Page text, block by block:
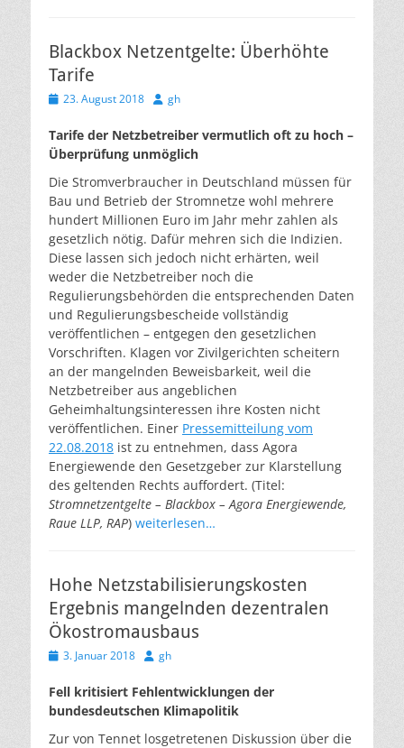
Blackbox Netzentgelte: Überhöhte
Tarife
Veröffentlicht
23. August 2018 Autor
gh
Tarife der Netzbetreiber vermutlich oft zu hoch –
Überprüfung unmöglich
Die Stromverbraucher in Deutschland müssen für
Bau und Betrieb der Stromnetze wohl mehrere
hundert Millionen Euro im Jahr mehr zahlen als
gesetzlich nötig. Dafür mehren sich die Indizien.
Diese lassen sich jedoch nicht erhärten, weil
weder die Netzbetreiber noch die
Regulierungsbehörden die entsprechenden Daten
und Regulierungsbescheide vollständig
veröffentlichen – entgegen den gesetzlichen
Vorschriften. Klagen vor Zivilgerichten scheitern
an der mangelnden Beweisbarkeit, weil die
Netzbetreiber aus angeblichen
Geheimhaltungsinteressen ihre Kosten nicht
veröffentlichen. Einer Pressemitteilung vom
22.08.2018 ist zu entnehmen, dass Agora
Energiewende den Gesetzgeber zur Klarstellung
des geltenden Rechts auffordert. (Titel:
Stromnetzentgelte – Blackbox – Agora Energiewende,
Raue LLP, RAP) weiterlesen…
Hohe Netzstabilisierungskosten
Ergebnis mangelnden dezentralen
Ökostromausbaus
Veröffentlicht
3. Januar 2018 Autor
gh
Fell kritisiert Fehlentwicklungen der
bundesdeutschen Klimapolitik
Zur von Tennet losgetretenen Diskussion über die